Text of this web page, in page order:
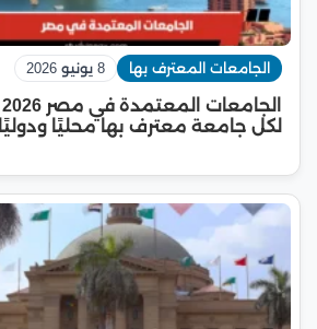
الجامعات المعترف بها 8 يونيو 2026
لكل جامعة معترف بها محليًا ودوليًا